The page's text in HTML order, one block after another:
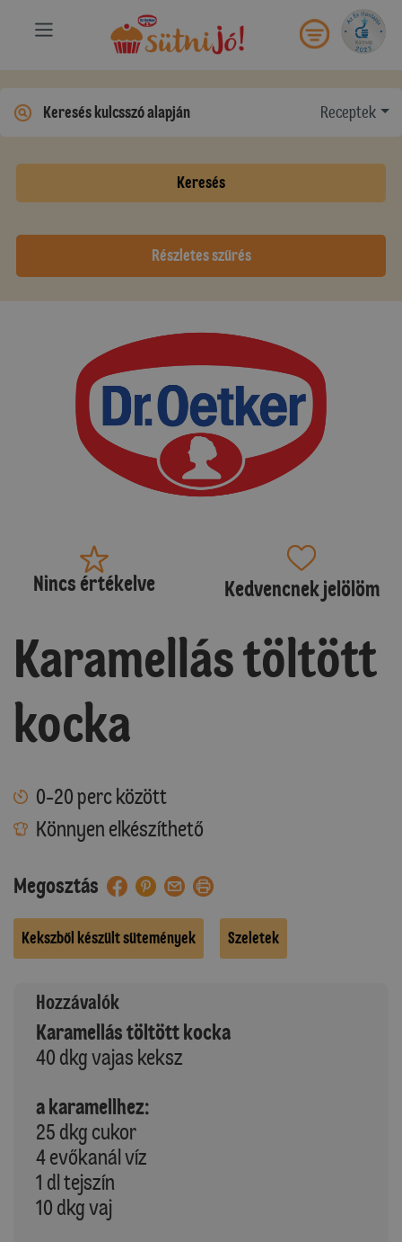
Receptek
Keresés
Részletes szűrés
Nincs értékelve Kedvencnek jelölöm
Karamellás töltött
kocka
0-20 perc között
Könnyen elkészíthető
Megosztás
Kekszből készült sütemények Szeletek
Hozzávalók
Karamellás töltött kocka
40 dkg vajas keksz
a karamellhez:
25 dkg cukor
4 evőkanál víz
1 dl tejszín
10 dkg vaj